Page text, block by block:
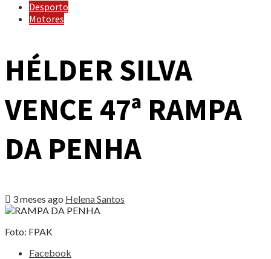
Desporto
Motores
HÉLDER SILVA
VENCE 47ª RAMPA
DA PENHA
3 meses ago Helena Santos
Foto: FPAK
Share
Facebook